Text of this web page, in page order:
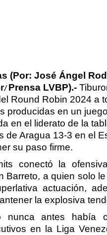
(Por: José Ángel
/ Prensa LVBP).-
Round Robin 2024 a
producidas en un
en el liderato de la
de Aragua 13-3 en el
su paso firme.
conectó la
Barreto, a quien solo
actuación,
la explosiva
nunca antes había
en la Liga